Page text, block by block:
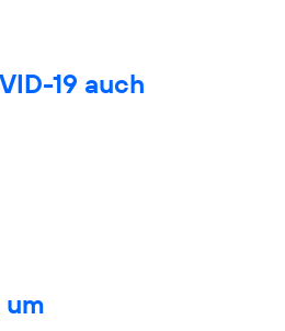
19 auch